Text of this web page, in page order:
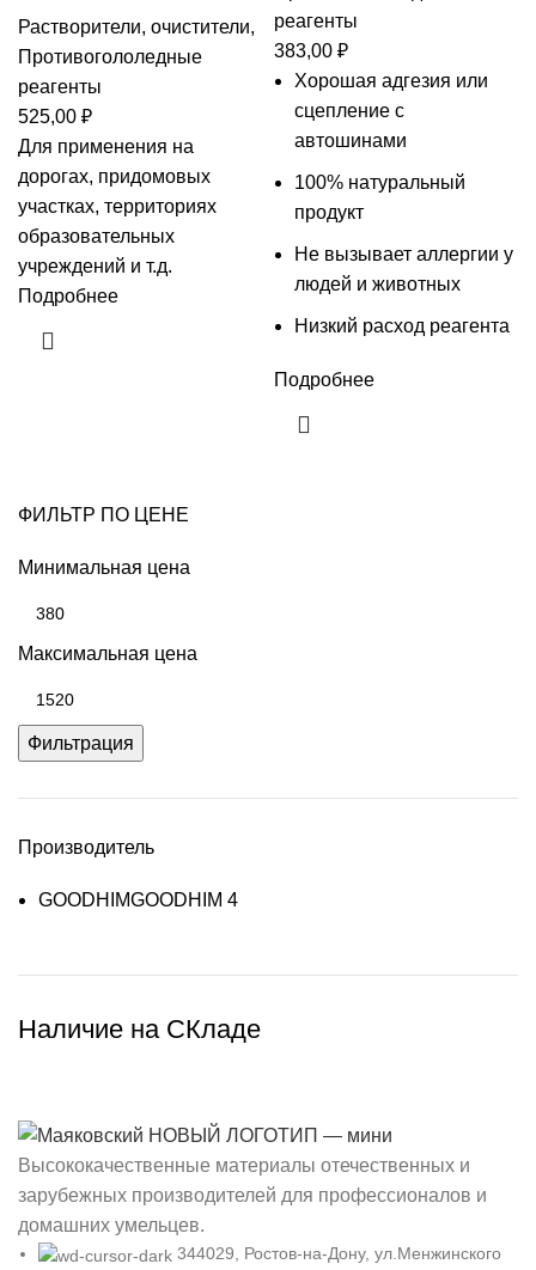
ФИЛЬТР ПО ЦЕНЕ
Минимальная цена
Максимальная цена
Фильтрация
Производитель
GOODHIMGOODHIM 4
Наличие на СКладе
Растворители, очистители,
Противогололедные
реагенты
525,00 ₽
Для применения на
дорогах, придомовых
участках, территориях
образовательных
учреждений и т.д.
Подробнее
реагенты
383,00 ₽
Хорошая адгезия или
сцепление с
автошинами
100% натуральный
продукт
Не вызывает аллергии у
людей и животных
Низкий расход реагента
Подробнее
Высококачественные материалы отечественных и
зарубежных производителей для профессионалов и
домашних умельцев.
344029, Ростов-на-Дону, ул.Менжинского